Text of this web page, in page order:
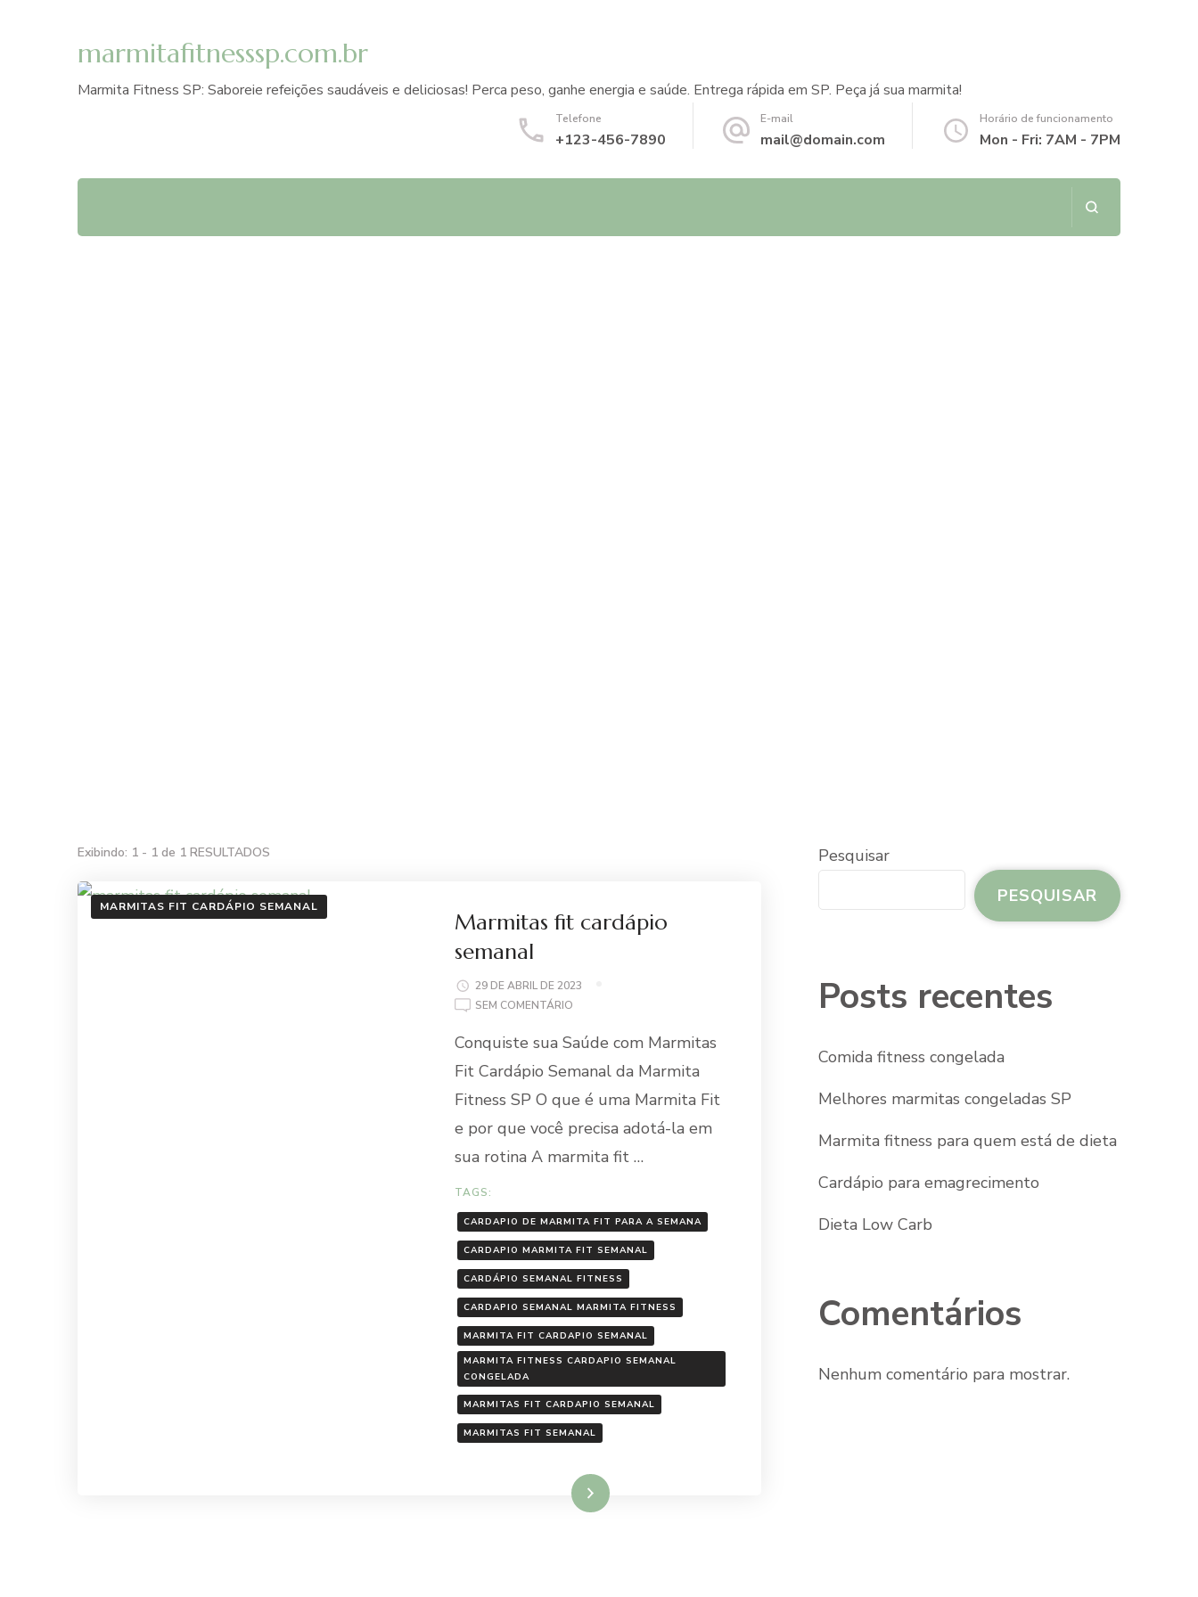
marmitafitnesssp.com.br
Marmita Fitness SP: Saboreie refeições saudáveis e deliciosas! Perca peso, ganhe energia e saúde. Entrega rápida em SP. Peça já sua marmita!
Telefone
+123-456-7890
E-mail
mail@domain.com
Horário de funcionamento
Mon - Fri: 7AM - 7PM
Exibindo: 1 - 1 de 1 RESULTADOS
MARMITAS FIT CARDÁPIO SEMANAL
Marmitas fit cardápio
semanal
29 DE ABRIL DE 2023
SEM COMENTÁRIO
FIT
SEMANAL
Conquiste sua Saúde com Marmitas
Fit Cardápio Semanal da Marmita
Fitness SP O que é uma Marmita Fit
e por que você precisa adotá-la em
sua rotina A marmita fit …
TAGS:
CARDAPIO DE MARMITA FIT PARA A SEMANA
CARDAPIO MARMITA FIT SEMANAL
CARDÁPIO SEMANAL FITNESS
CARDAPIO SEMANAL MARMITA FITNESS
MARMITA FIT CARDAPIO SEMANAL
MARMITA FITNESS CARDAPIO SEMANAL
CONGELADA
MARMITAS FIT CARDAPIO SEMANAL
MARMITAS FIT SEMANAL
Ler mais
Pesquisar
PESQUISAR
Posts recentes
Comida fitness congelada
Melhores marmitas congeladas SP
Marmita fitness para quem está de dieta
Cardápio para emagrecimento
Dieta Low Carb
Comentários
Nenhum comentário para mostrar.